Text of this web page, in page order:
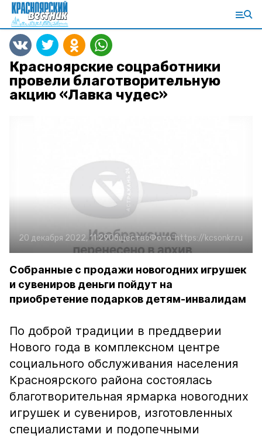
Красноярские соцработники
провели благотворительную
акцию «Лавка чудес»
20 декабря 2022, 11:29ОбществоФото:https://kcsonkr.ru
Собранные с продажи новогодних игрушек
и сувениров деньги пойдут на
приобретение подарков детям-инвалидам
По доброй традиции в преддверии
Нового года в комплексном центре
социального обслуживания населения
Красноярского района состоялась
благотворительная ярмарка новогодних
игрушек и сувениров, изготовленных
специалистами и подопечными